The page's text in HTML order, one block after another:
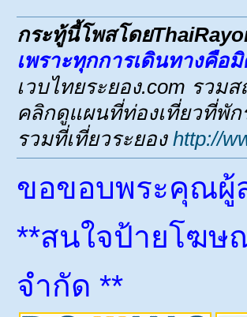
กระทู้นี้โพสโดย
เพราะทุกการเดินทางคือ
เวบไทยระยอง.com รว
คลิกดูแผนที่ท่องเที่ยวที่พั
รวมที่เที่ยวระยอง http://
ขอขอบพระคุณผู้
**สนใจป้ายโฆษ
จำกัด **